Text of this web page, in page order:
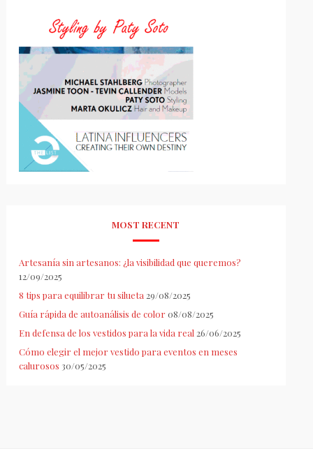
MOST RECENT
Artesanía sin artesanos: ¿la visibilidad que queremos?
12/09/2025
8 tips para equilibrar tu silueta 29/08/2025
Guía rápida de autoanálisis de color 08/08/2025
En defensa de los vestidos para la vida real 26/06/2025
Cómo elegir el mejor vestido para eventos en meses
calurosos 30/05/2025